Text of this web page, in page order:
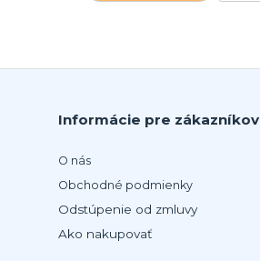
Informácie pre zákazníkov
O nás
Obchodné podmienky
Odstúpenie od zmluvy
Ako nakupovať